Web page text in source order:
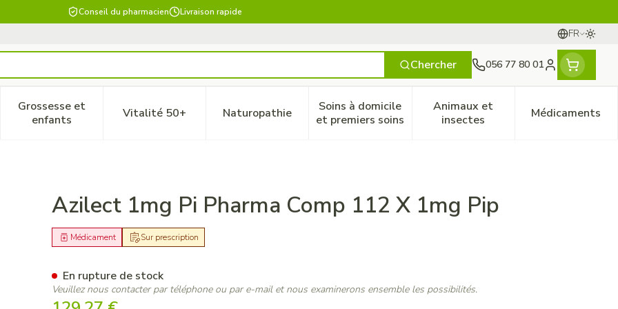
Conseil du pharmacien Livraison rapide
FR
Langues
Chercher 056 77 80 01
Menu client
Beauté, soins et hygiène
menu pour la catégorie Régime, alimentation & vitamines
Grossesse et
enfantsAfficher le sous-menu pour la catégorie Grossesse et enfants
Vitalité 50+Afficher le sous-menu pour la catégorie Vitalité 50+
NaturopathieAfficher le sous-menu pour la catégorie Naturopathie
Soins à domicile
et premiers soinsAfficher le sous-menu pour la catégorie Soins à
Animaux et
insectesAfficher le sous-menu pour
Médicaments
Afficher
112 X 1mg Pip
Azilect 1mg Pi Pharma Comp 112 X 1mg Pip
Sur prescription
Médicament
En rupture de stock
Veuillez nous contacter par téléphone ou par e-mail et nous examinerons ensemble les possibilités.